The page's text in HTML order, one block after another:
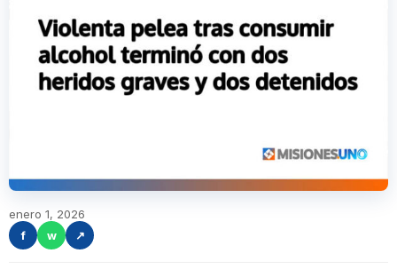
enero 1, 2026
f
w ↗